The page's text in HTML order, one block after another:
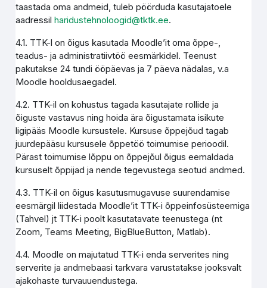
taastada oma andmeid, tuleb pöörduda kasutajatoele
aadressilharidustehnoloogid@tktk.ee.
4.1. TTK-l on õigus kasutada Moodle’it oma õppe-,
teadus- ja administratiivtöö eesmärkidel. Teenust
pakutakse 24 tundi ööpäevas ja 7 päeva nädalas, v.a
Moodle hooldusaegadel.
4.2. TTK-il on kohustus tagada kasutajate rollide ja
õiguste vastavus ning hoida ära õigustamata isikute
ligipääs Moodle kursustele. Kursuse õppejõud tagab
juurdepääsu kursusele õppetöö toimumise perioodil.
Pärast toimumise lõppu on õppejõul õigus eemaldada
kursuselt õppijad ja nende tegevustega seotud andmed.
4.3. TTK-il on õigus kasutusmugavuse suurendamise
eesmärgil liidestada Moodle’it TTK-i õppeinfosüsteemiga
(Tahvel) jt TTK-i poolt kasutatavate teenustega (nt
Zoom, Teams Meeting, BigBlueButton, Matlab).
4.4. Moodle on majutatud TTK-i enda serverites ning
serverite ja andmebaasi tarkvara varustatakse jooksvalt
ajakohaste turvauuendustega.